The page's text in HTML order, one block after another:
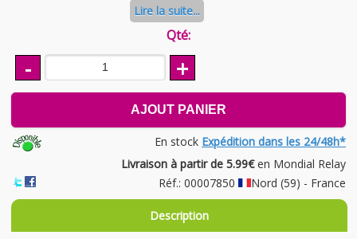
Lire la suite...
Qté:
- +
AJOUT PANIER
En stock Expédition dans les 24/48h*
Livraison à partir de 5.99€en Mondial Relay
Réf.: 00007850
Nord (59) - France
Description